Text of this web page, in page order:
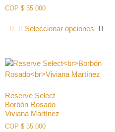
COP $ 55.000
Seleccionar opciones
Reserve Select
Borbón Rosado
Viviana Martínez
COP $ 55.000